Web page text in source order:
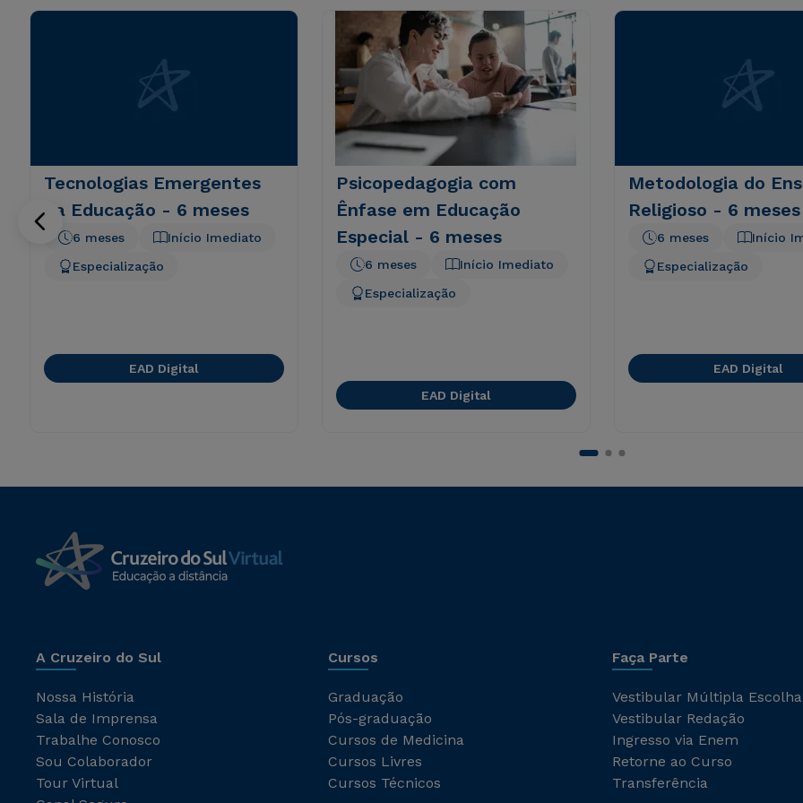
Tecnologias Emergentes
na Educação - 6 meses
Início Imediato
6 meses
Especialização
EAD Digital
Psicopedagogia com
Ênfase em Educação
Especial - 6 meses
Início Imediato
6 meses
Especialização
EAD Digital
Metodologia do
Religioso - 6 meses
Início
6 meses
Especialização
EAD Digital
A Cruzeiro do Sul
Nossa História
Sala de Imprensa
Trabalhe Conosco
Sou Colaborador
Tour Virtual
Cursos
Graduação
Pós-graduação
Cursos de Medicina
Cursos Livres
Cursos Técnicos
Faça Parte
Vestibular Múltipla Escolha
Vestibular Redação
Ingresso via Enem
Retorne ao Curso
Transferência